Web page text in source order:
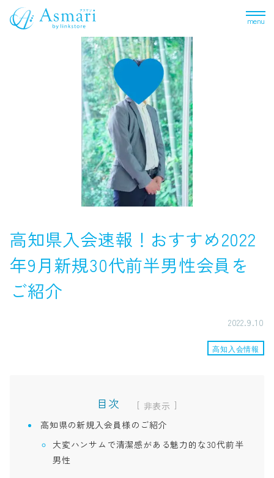
menu
高知県入会速報！おすすめ2022
年9月新規30代前半男性会員を
ご紹介
2022.9.10
高知入会情報
目次 [
]
高知県の新規入会員様のご紹介
大変ハンサムで清潔感がある魅力的な30代前半
男性